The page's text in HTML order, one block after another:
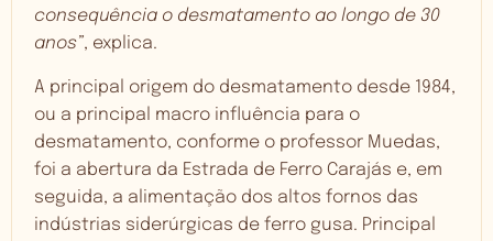
consequência o desmatamento ao longo de 30
anos”, explica.
A principal origem do desmatamento desde 1984,
ou a principal macro influência para o
desmatamento, conforme o professor Muedas,
foi a abertura da Estrada de Ferro Carajás e, em
seguida, a alimentação dos altos fornos das
indústrias siderúrgicas de ferro gusa. Principal